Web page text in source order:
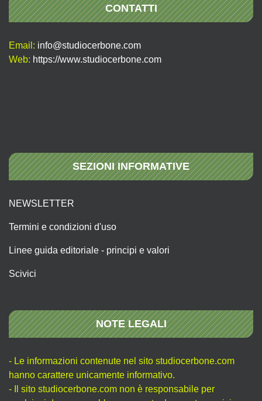
CONTATTI
Email: info@studiocerbone.com
Web: https://www.studiocerbone.com
SEZIONI INFORMATIVE
NEWSLETTER
Termini e condizioni d'uso
Linee guida editoriale - principi e valori
Scivici
NOTE LEGALI
- Le informazioni contenute nel sito studiocerbone.com
hanno carattere unicamente informativo.
- Il sito studiocerbone.com non è responsabile per